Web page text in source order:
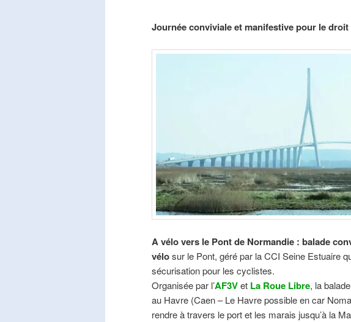
Journée conviviale et manifestive pour le
A vélo vers le Pont de Normandie : balade
vélosur le Pont, géré par la CCI Seine Estuaire
sécurisation pour les cyclistes.
Organisée par l’AF3Vet La Roue Libre, la
au Havre (Caen – Le Havre possible en car
rendre à travers le port et les marais jusqu’à la